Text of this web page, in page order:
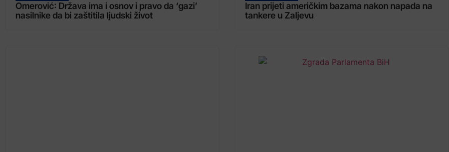
Omerović: Država ima i osnov i pravo da ‘gazi’
nasilnike da bi zaštitila ljudski život
Iran prijeti američkim bazama nakon napada na
tankere u Zaljevu